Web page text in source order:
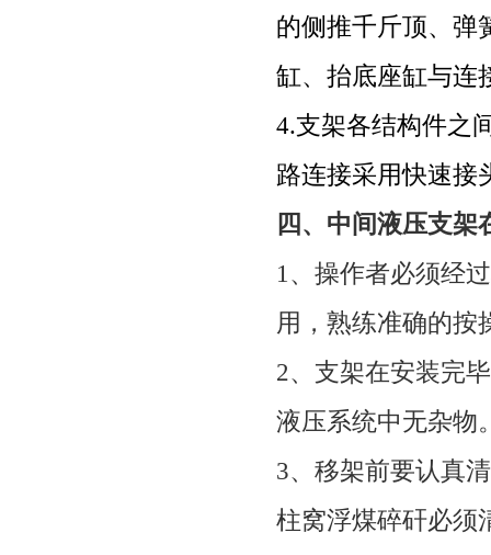
的侧推千斤顶、弹
缸、抬底座缸与连
4.支架各结构件之
路连接采用快速接
四、 中间液压支架
1、操作者必须经
用，熟练准确的按
2、支架在安装完
液压系统中无杂物
3、移架前要认真
柱窝浮煤碎矸必须